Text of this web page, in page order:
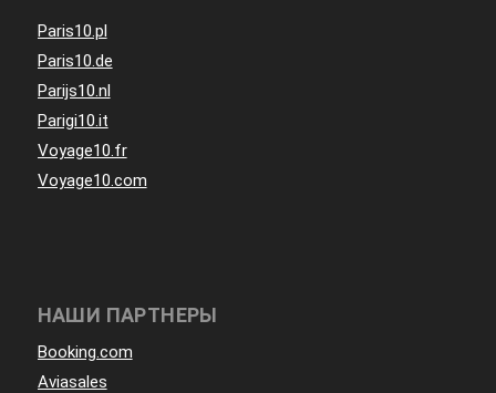
Paris10.pl
Paris10.de
Parijs10.nl
Parigi10.it
Voyage10.fr
Voyage10.com
НАШИ ПАРТНЕРЫ
Booking.com
Aviasales